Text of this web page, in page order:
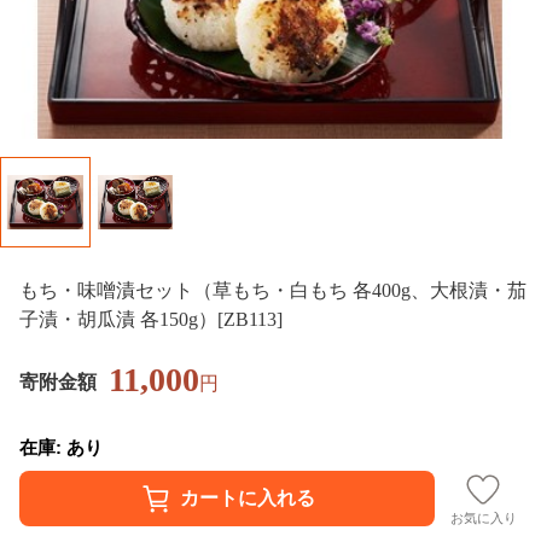
もち・味噌漬セット（草もち・白もち 各400g、大根漬・茄
子漬・胡瓜漬 各150g）[ZB113]
寄附金額 11,000円
在庫: あり
お気に入り